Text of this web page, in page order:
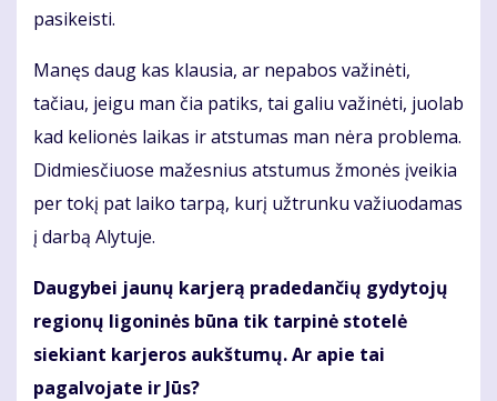
pasikeisti.
Manęs daug kas klausia, ar nepabos važinėti,
tačiau, jeigu man čia patiks, tai galiu važinėti, juolab
kad kelionės laikas ir atstumas man nėra problema.
Didmiesčiuose mažesnius atstumus žmonės įveikia
per tokį pat laiko tarpą, kurį užtrunku važiuodamas
į darbą Alytuje.
Daugybei jaunų karjerą pradedančių gydytojų
regionų ligoninės būna tik tarpinė stotelė
siekiant karjeros aukštumų. Ar apie tai
pagalvojate ir Jūs?